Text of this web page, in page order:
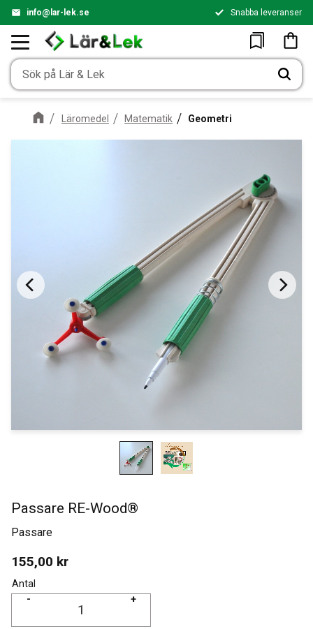
info@lar-lek.se Snabba leveranser
Favoriter
Läromedel Matematik Geometri
Passare RE-Wood®
Passare
155,00 kr
Antal
+
-